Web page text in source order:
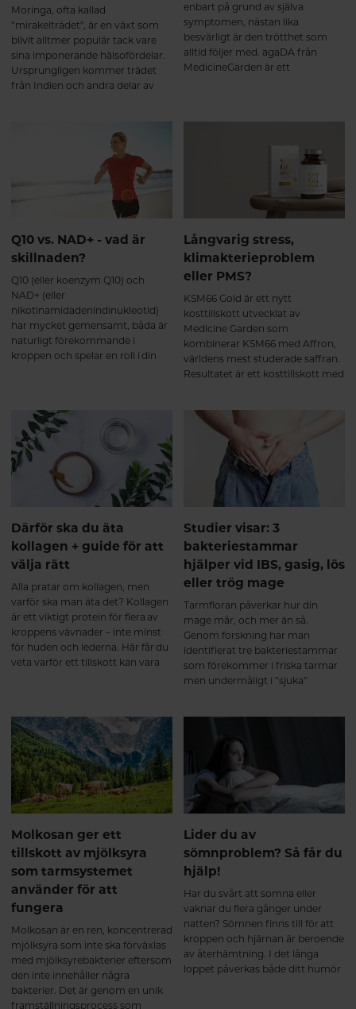
som placebo Endast milda och
tillfälliga biverkningar
rapporterade Dokumenterad
effekt på stress, energi och
hormonbalans *Ashwagandha
balans, återhämtning, ork och
lättare insomning. Stödjer
kroppen vid perioder av
nervositet, anspänning och oro.
Stödjer sexuell hälsa samt bidrar
till uthållighet och ökad
(Affron®) bidrar till avslappning,
emotionell balans, positiv
sinnesstämning samt förbättrad
sexlust (libido). B6 (P-5-P) bidrar
till att reglera hormonaktiveten
samt nervsystemets normala
funktion.
Moringa, ofta kallad
"mirakelträdet", är en växt som
blivit alltmer populär tack vare
sina imponerande hälsofördelar.
Ursprungligen kommer trädet
från Indien och andra delar av
inom traditionell medicin för att
behandla allt från inflammationer
till näringsbrist. I den här artikeln
kommer vi att utforska de många
fördelarna med moringa, dess
användningsområden, och hur
du kan införliva den i din dagliga
kost.
enbart på grund av själva
symptomen, nästan lika
besvärligt är den trötthet som
alltid följer med. agaDA från
MedicineGarden är ett
Q10 vs. NAD+ - vad är
skillnaden?
Q10 (eller koenzym Q10) och
NAD+ (eller
nikotinamidadenindinukleotid)
har mycket gemensamt, båda är
naturligt förekommande i
kroppen och spelar en roll i din
veta mer om Q10 och NAD+ och
hur du kan bibehålla hälsosamma
nivåer för ett hälsosamt åldrande.
Långvarig stress,
klimakterieproblem
eller PMS?
KSM66 Gold är ett nytt
kosttillskott utvecklat av
Medicine Garden som
kombinerar KSM66 med Affron,
världens mest studerade saffran.
Resultatet är ett kosttillskott med
sömnproblem och sexuell olust.
Därför ska du äta
kollagen + guide för att
välja rätt
Alla pratar om kollagen, men
varför ska man äta det? Kollagen
är ett viktigt protein för flera av
kroppens vävnader – inte minst
för huden och lederna. Här får du
veta varför ett tillskott kan vara
Studier visar: 3
bakteriestammar
hjälper vid IBS, gasig, lös
eller trög mage
Tarmfloran påverkar hur din
mage mår, och mer än så.
Genom forskning har man
identifierat tre bakteriestammar
som förekommer i friska tarmar
men undermåligt i ”sjuka”
Molkosan ger ett
tillskott av mjölksyra
som tarmsystemet
använder för att
fungera
Molkosan är en ren, koncentrerad
mjölksyra som inte ska förväxlas
med mjölksyrebakterier eftersom
den inte innehåller några
bakterier. Det är genom en unik
framställningsprocess som
Lider du av
sömnproblem? Så får du
hjälp!
Har du svårt att somna eller
vaknar du flera gånger under
natten? Sömnen finns till för att
kroppen och hjärnan är beroende
av återhämtning. I det långa
loppet påverkas både ditt humör